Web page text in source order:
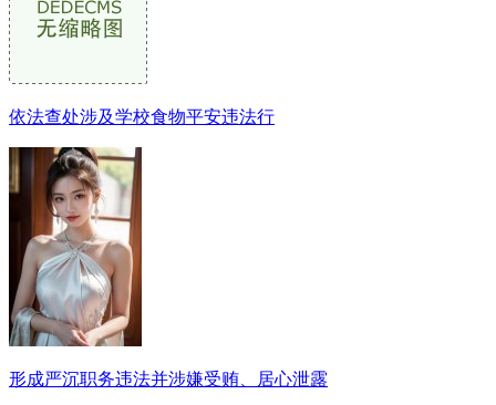
依法查处涉及学校食物平安违法行
形成严沉职务违法并涉嫌受贿、居心泄露